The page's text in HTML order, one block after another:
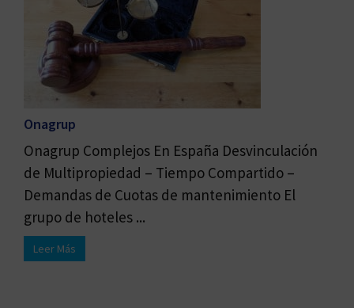
Onagrup
Onagrup Complejos En España Desvinculación
de Multipropiedad – Tiempo Compartido –
Demandas de Cuotas de mantenimiento El
grupo de hoteles ...
Leer Más